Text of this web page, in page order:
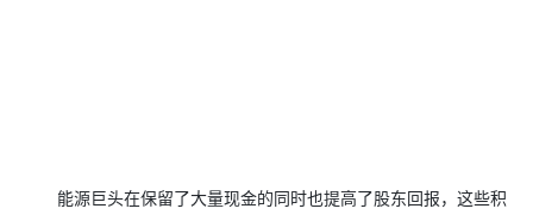
能源巨头在保留了大量现金的同时也提高了股东回报，这些积